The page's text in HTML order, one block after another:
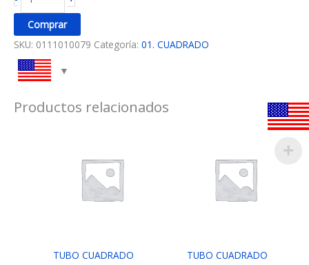
Comprar
SKU: 0111010079 Categoría: 01. CUADRADO
Productos relacionados
TUBO CUADRADO
TUBO CUADRADO